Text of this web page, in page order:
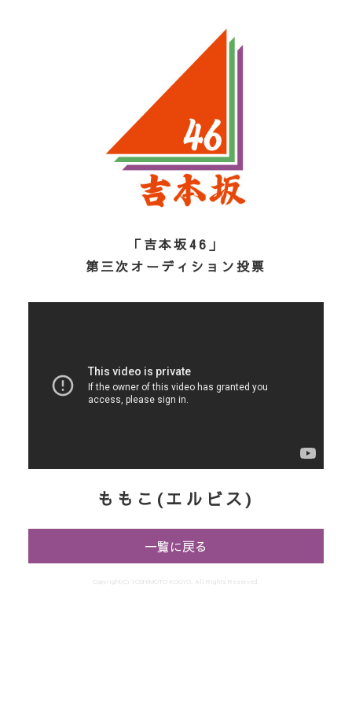
「吉本坂46」
第三次オーディション投票
ももこ(エルビス)
一覧に戻る
Copyright(C) YOSHIMOTO KOGYO, All Rights Reserved.